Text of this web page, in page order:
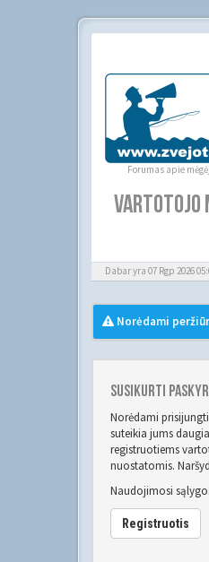
Forumas apie
VARTOTOJO
Dabar yra 07 Rgp 2026
Norėdami
Susikurti
Norėdami
suteikia jums
registruotiems
nuostatomis.
Naudojimosi
Registruotis